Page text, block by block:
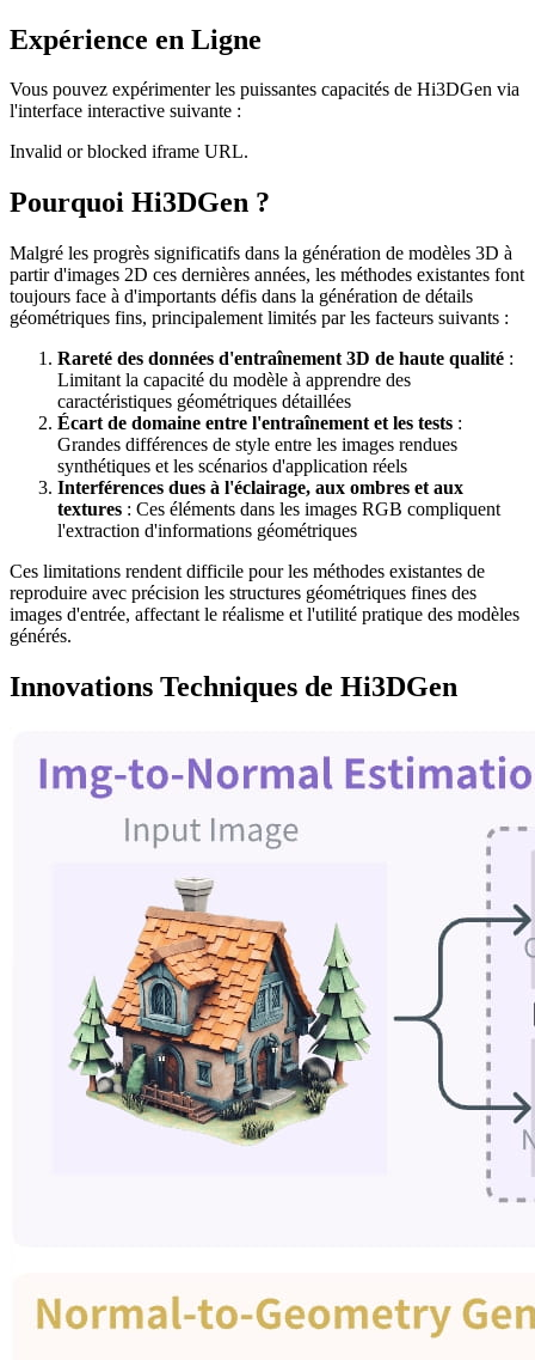
Expérience en Ligne
Vous pouvez expérimenter les puissantes capacités de Hi3DGen via
l'interface interactive suivante :
Invalid or blocked iframe URL.
Pourquoi Hi3DGen ?
Malgré les progrès significatifs dans la génération de modèles 3D à
partir d'images 2D ces dernières années, les méthodes existantes font
toujours face à d'importants défis dans la génération de détails
géométriques fins, principalement limités par les facteurs suivants :
Rareté des données d'entraînement 3D de haute qualité :
Limitant la capacité du modèle à apprendre des
caractéristiques géométriques détaillées
Écart de domaine entre l'entraînement et les tests :
Grandes différences de style entre les images rendues
synthétiques et les scénarios d'application réels
Interférences dues à l'éclairage, aux ombres et aux
textures : Ces éléments dans les images RGB compliquent
l'extraction d'informations géométriques
Ces limitations rendent difficile pour les méthodes existantes de
reproduire avec précision les structures géométriques fines des
images d'entrée, affectant le réalisme et l'utilité pratique des modèles
générés.
Innovations Techniques de Hi3DGen